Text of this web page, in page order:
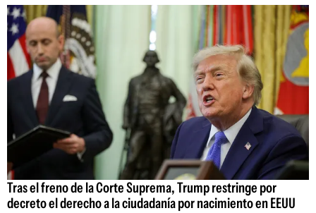
Tras el freno de la Corte Suprema, Trump restringe por
decreto el derecho a la ciudadanía por nacimiento en EEUU